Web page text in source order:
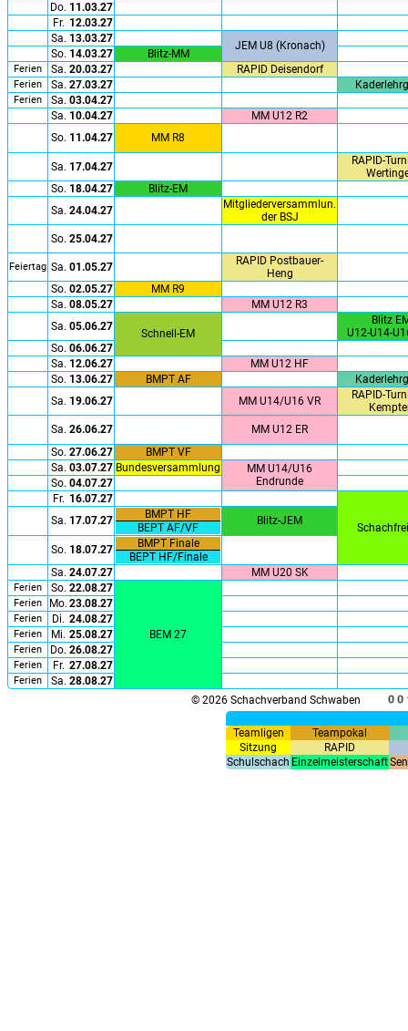
Do. 11.03.27
Fr. 12.03.27
Sa. 13.03.27
JEM U8 (Kronach)
So. 14.03.27 Blitz-MM
Ferien Sa. 20.03.27 RAPID Deisendorf
Ferien Sa. 27.03.27
Ferien Sa. 03.04.27
Sa. 10.04.27
MM U12 R2
So. 11.04.27 MM R8
Sa. 17.04.27
RAPID-
So. 18.04.27
Blitz-EM
Sa. 24.04.27
Mitgliederversammlun.
der BSJ
So. 25.04.27
Feiertag Sa. 01.05.27
RAPID Postbauer-
Heng
So. 02.05.27
MM R9
Sa. 08.05.27
MM U12 R3
Sa. 05.06.27
Schnell-EM
Blitz
U12-U14-
So. 06.06.27
Sa. 12.06.27
MM U12 HF
So. 13.06.27 BMPT AF
Sa. 19.06.27 MM U14/U16 VR
RAPID-
Sa. 26.06.27
MM U12 ER
So. 27.06.27
BMPT VF
Sa. 03.07.27 Bundesversammlung
MM U14/U16
Endrunde
So. 04.07.27
Fr. 16.07.27
Sa. 17.07.27
BMPT HF
BEPT AF/VF
Blitz-JEM
So. 18.07.27
BMPT Finale
BEPT HF/Finale
Sa. 24.07.27 MM U20 SK
Ferien So. 22.08.27
BEM 27
Ferien Mo. 23.08.27
Ferien Di. 24.08.27
Ferien Mi. 25.08.27
Ferien Do. 26.08.27
Ferien Fr. 27.08.27
Ferien Sa. 28.08.27
© 2026 Schachverband Schwaben
Teamligen
Teampokal
Sitzung
RAPID
Schulschach Einzelmeisterschaft